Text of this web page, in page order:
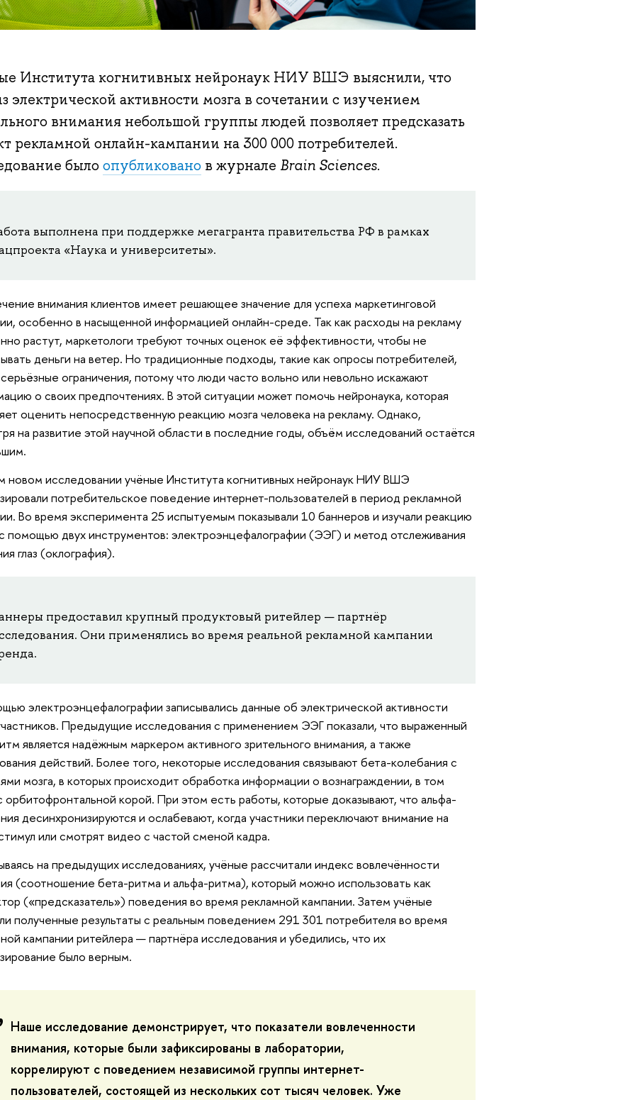
Института когнитивных нейронаук НИУ ВШЭ выяснили, что
электрической активности мозга в сочетании с изучением
внимания небольшой группы людей позволяет предсказать
рекламной онлайн-кампании на 300 000 потребителей.
былоопубликовано в журнале Brain Sciences.
выполнена при поддержке мегагранта правительства РФ в рамках
«Наука и университеты».
внимания клиентов имеет решающее значение для успеха маркетинговой
особенно в насыщенной информацией онлайн-среде. Так как расходы на рекламу
растут, маркетологи требуют точных оценок её эффективности, чтобы не
деньги на ветер. Но традиционные подходы, такие как опросы потребителей,
ограничения, потому что люди часто вольно или невольно искажают
о своих предпочтениях. В этой ситуации может помочь нейронаука, которая
оценить непосредственную реакцию мозга человека на рекламу. Однако,
на развитие этой научной области в последние годы, объём исследований остаётся
новом исследовании учёные Института когнитивных нейронаук НИУ ВШЭ
потребительское поведение интернет-пользователей в период рекламной
Во время эксперимента 25 испытуемым показывали 10 баннеров и изучали реакцию
помощью двух инструментов: электроэнцефалографии (ЭЭГ) и метод отслеживания
глаз (оклография).
предоставил крупный продуктовый ритейлер — партнёр
Они применялись во время реальной рекламной кампании
электроэнцефалографии записывались данные об электрической активности
Предыдущие исследования с применением ЭЭГ показали, что выраженный
является надёжным маркером активного зрительного внимания, а также
действий. Более того, некоторые исследования связывают бета-колебания с
мозга, в которых происходит обработка информации о вознаграждении, в том
орбитофронтальной корой. При этом есть работы, которые доказывают, что альфа-
десинхронизируются и ослабевают, когда участники переключают внимание на
или смотрят видео с частой сменой кадра.
на предыдущих исследованиях, учёные рассчитали индекс вовлечённости
(соотношение бета-ритма и альфа-ритма), который можно использовать как
(«предсказатель») поведения во время рекламной кампании. Затем учёные
полученные результаты с реальным поведением 291 301 потребителя во время
кампании ритейлера — партнёра исследования и убедились, что их
было верным.
Наше исследование демонстрирует, что показатели вовлеченности
внимания, которые были зафиксированы в лаборатории,
коррелируют с поведением независимой группы интернет-
пользователей, состоящей из нескольких сот тысяч человек. Уже